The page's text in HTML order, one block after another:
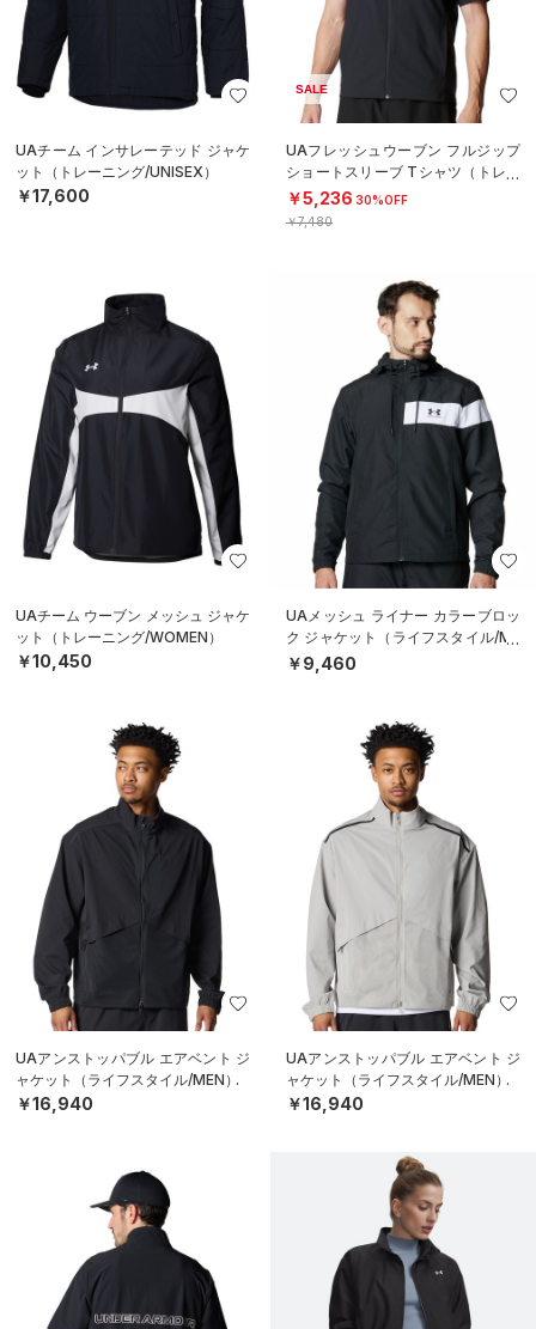
UAチーム インサレーテッド ジャケ
ット（トレーニング/UNISEX）
￥17,600
SALE
UAフレッシュウーブン フルジップ
ショートスリーブ Tシャツ（トレー
ニング/MEN）
￥5,236 30%OFF
￥7,480
UAチーム ウーブン メッシュ ジャケ
ット（トレーニング/WOMEN）
￥10,450
UAメッシュ ライナー カラーブロッ
ク ジャケット（ライフスタイル/ME
N）
￥9,460
UAアンストッパブル エアベント ジ
ャケット（ライフスタイル/MEN）
￥16,940
UAアンストッパブル エアベント ジ
ャケット（ライフスタイル/MEN）
￥16,940